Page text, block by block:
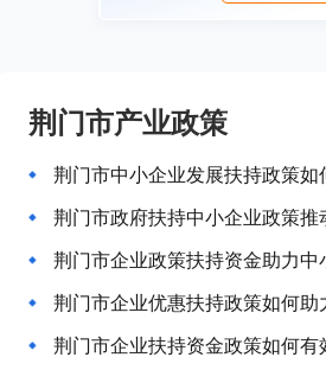
荆门市产业政策
荆门市中小企业发展扶持政策如
荆门市政府扶持中小企业政策
荆门市企业政策扶持资金助力
荆门市企业优惠扶持政策如何助
荆门市企业扶持资金政策如何有